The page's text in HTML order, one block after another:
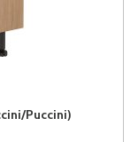
Puccini)